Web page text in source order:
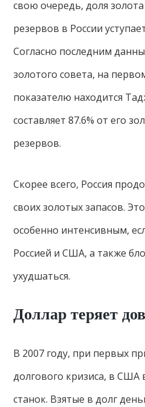
свою очередь, доля
резервов в России
Согласно последним
золотого совета, на
показателю находится
составляет 87.6% от его
резервов.
Скорее всего, Россия
своих золотых запасов.
особенно интенсивным,
Россией и США, а также
ухудшаться.
Доллар теряет
В 2007 году, при первых
долгового кризиса, в США
станок. Взятые в долг